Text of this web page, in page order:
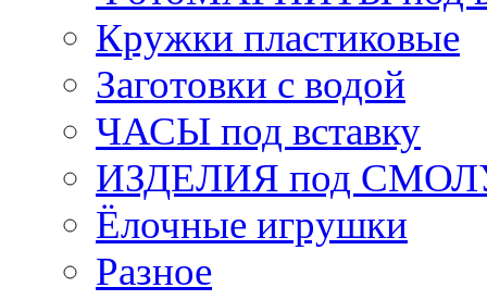
Кружки пластиковые
Заготовки с водой
ЧАСЫ под вставку
ИЗДЕЛИЯ под
Ёлочные игрушки
Разное